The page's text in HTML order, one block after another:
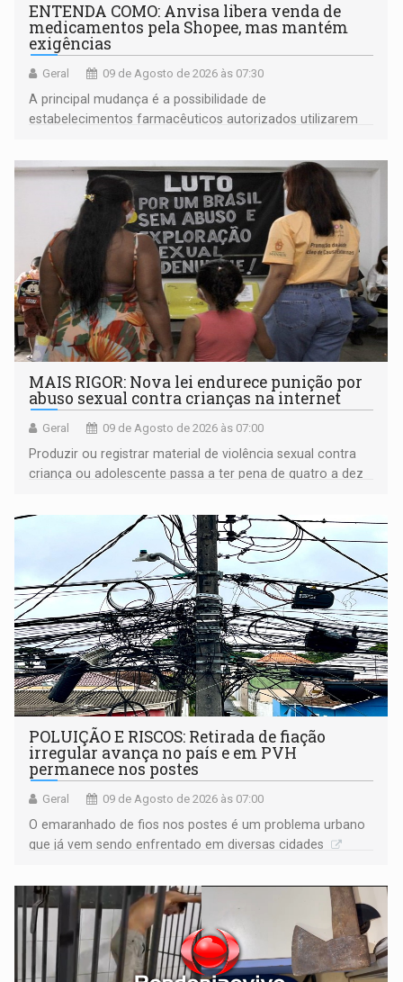
ENTENDA COMO: Anvisa libera venda de
medicamentos pela Shopee, mas mantém
exigências
Geral 09 de Agosto de 2026 às 07:30
A principal mudança é a possibilidade de
estabelecimentos farmacêuticos autorizados utilizarem
MAIS RIGOR: Nova lei endurece punição por
abuso sexual contra crianças na internet
Geral 09 de Agosto de 2026 às 07:00
Produzir ou registrar material de violência sexual contra
criança ou adolescente passa a ter pena de quatro a dez
POLUIÇÃO E RISCOS: Retirada de fiação
irregular avança no país e em PVH
permanece nos postes
Geral 09 de Agosto de 2026 às 07:00
O emaranhado de fios nos postes é um problema urbano
que já vem sendo enfrentado em diversas cidades